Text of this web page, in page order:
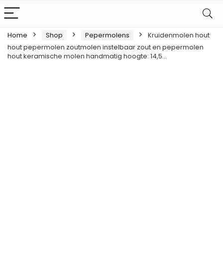
Home Shop Pepermolens
Kruidenmolen hout
hout pepermolen zoutmolen instelbaar zout en pepermolen
hout keramische molen handmatig hoogte: 14,5…